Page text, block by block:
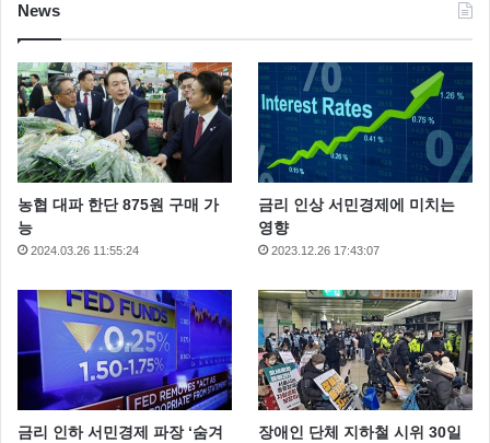
News
농협 대파 한단 875원 구매 가
능
2024.03.26 11:55:24
금리 인상 서민경제에 미치는
영향
2023.12.26 17:43:07
금리 인하 서민경제 파장 ‘숨겨
장애인 단체 지하철 시위 30일